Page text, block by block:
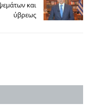
και
ύβρεως